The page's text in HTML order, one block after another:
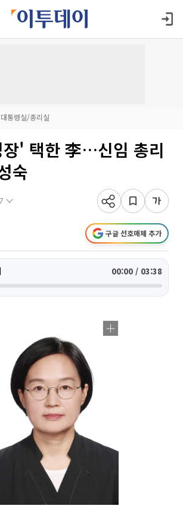
대통령실/총리실
장' 택한 李…신임 총리
숙
구글 선호매체 추가
00:00 / 03:38